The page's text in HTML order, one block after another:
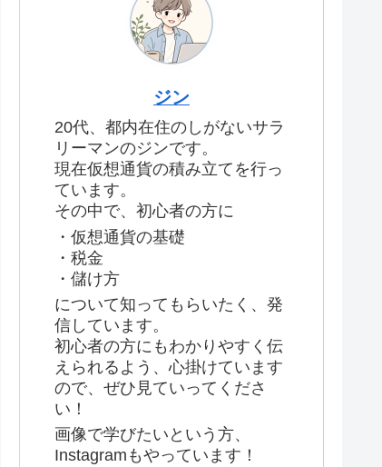
ジン
20代、都内在住のしがないサラ
リーマンのジンです。
現在仮想通貨の積み立てを行っ
ています。
その中で、初心者の方に
・仮想通貨の基礎
・税金
・儲け方
について知ってもらいたく、発
信しています。
初心者の方にもわかりやすく伝
えられるよう、心掛けています
ので、ぜひ見ていってくださ
い！
画像で学びたいという方、
Instagramもやっています！